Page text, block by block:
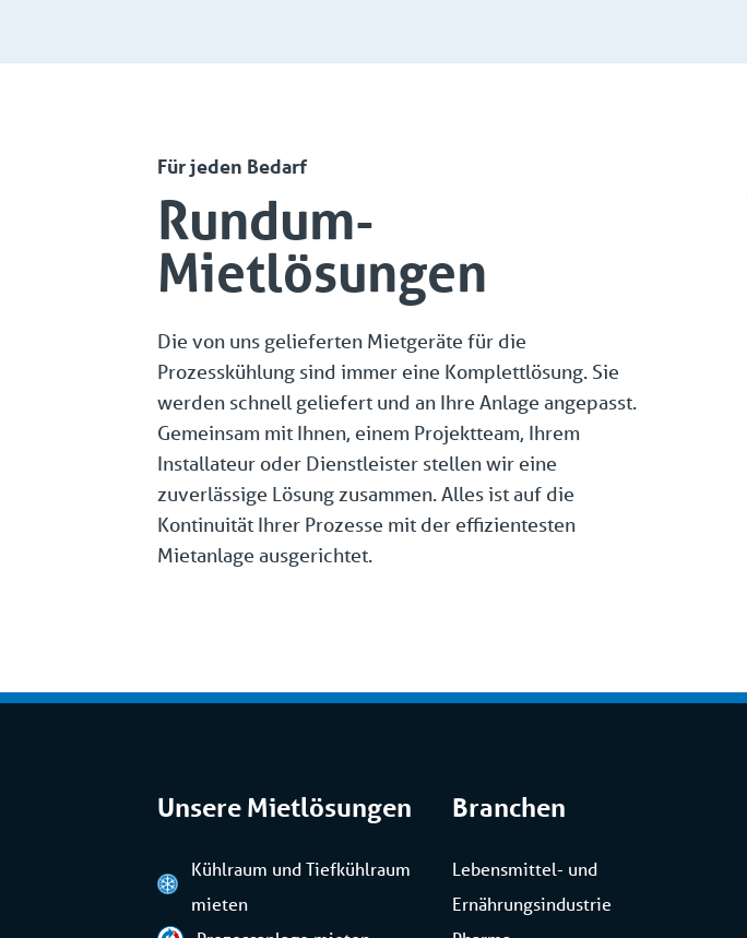
Für jeden Bedarf
Rundum-
Mietlösungen
Die von uns gelieferten Mietgeräte für die
Prozesskühlung sind immer eine Komplettlösung. Sie
werden schnell geliefert und an Ihre Anlage angepasst.
Gemeinsam mit Ihnen, einem Projektteam, Ihrem
Installateur oder Dienstleister stellen wir eine
zuverlässige Lösung zusammen. Alles ist auf die
Kontinuität Ihrer Prozesse mit der effizientesten
Mietanlage ausgerichtet.
Unsere Mietlösungen
Kühlraum und Tiefkühlraum
mieten
Branchen
Lebensmittel- und
Ernährungsindustrie